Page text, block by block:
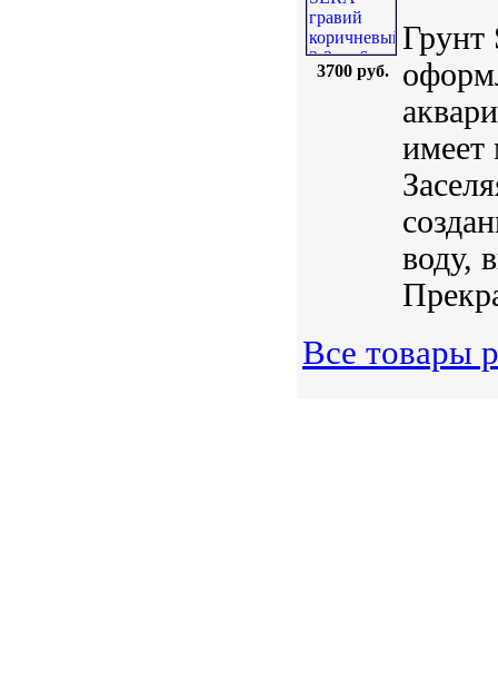
3700 руб.
Грунт
имеет
воду,
Все товары